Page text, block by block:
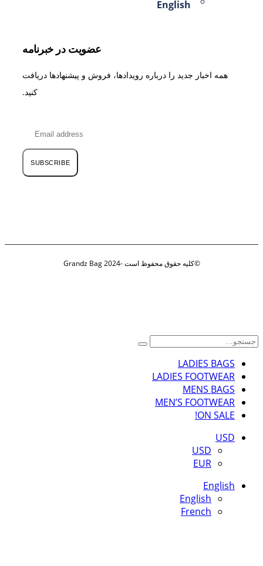
English
عضویت در خبرنامه
همه اخبار جدید را درباره رویدادها، فروش و پیشنهادها دریافت
کنید.
SUBSCRIBE
©کلیه حقوق محفوظ است -2024 Grandz Bag
LADIES BAGS
LADIES FOOTWEAR
MENS BAGS
MEN’S FOOTWEAR
ON SALE!
USD
USD
EUR
English
English
French